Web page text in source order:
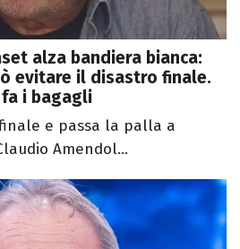
alza bandiera bianca:
evitare il disastro finale.
i bagagli
e passa la palla a
Amendol...